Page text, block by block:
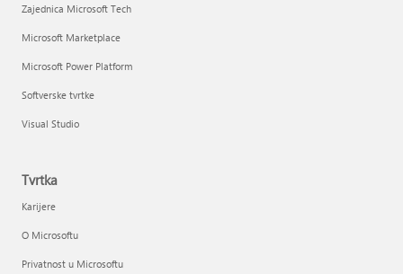
Zajednica Microsoft Tech
Microsoft Marketplace
Microsoft Power Platform
Softverske tvrtke
Visual Studio
Tvrtka
Karijere
O Microsoftu
Privatnost u Microsoftu